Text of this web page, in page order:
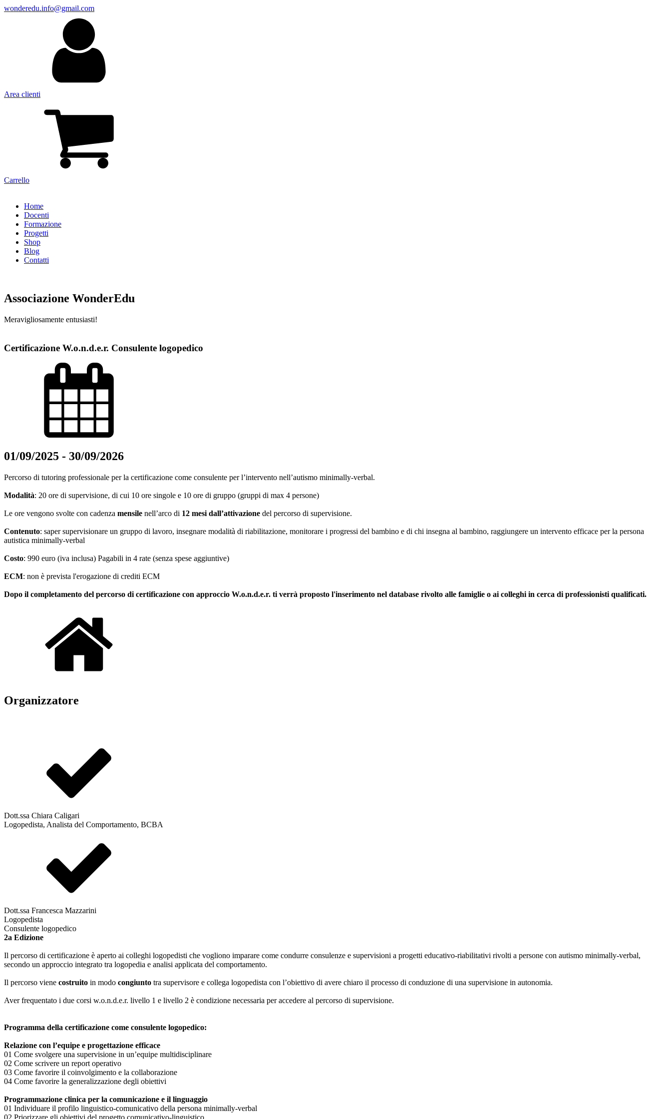
wonderedu.info@gmail.com
Area clienti
Carrello
Home
Docenti
Formazione
Progetti
Shop
Blog
Contatti
Associazione WonderEdu
Meravigliosamente entusiasti!
Certificazione W.o.n.d.e.r. Consulente logopedico
01/09/2025 - 30/09/2026
Percorso di tutoring professionale per la certificazione come consulente per l’intervento nell’autismo minimally-verbal.
Modalità: 20 ore di supervisione, di cui 10 ore singole e 10 ore di gruppo (gruppi di max 4 persone)
Le ore vengono svolte con cadenza mensile nell’arco di 12 mesi dall’attivazione del percorso di supervisione.
Contenuto: saper supervisionare un gruppo di lavoro, insegnare modalità di riabilitazione, monitorare i progressi del bambino e di chi insegna al bambino, raggiungere un intervento efficace per la persona
autistica minimally-verbal
Costo: 990 euro (iva inclusa) Pagabili in 4 rate (senza spese aggiuntive)
ECM: non è prevista l'erogazione di crediti ECM
Dopo il completamento del percorso di certificazione con approccio W.o.n.d.e.r. ti verrà proposto l'inserimento nel database rivolto alle famiglie o ai colleghi in cerca di professionisti qualificati.
Organizzatore
Dott.ssa Chiara Caligari
Logopedista, Analista del Comportamento, BCBA
Dott.ssa Francesca Mazzarini
Logopedista
Consulente logopedico
2a Edizione
Il percorso di certificazione è aperto ai colleghi logopedisti che vogliono imparare come condurre consulenze e supervisioni a progetti educativo-riabilitativi rivolti a persone con autismo minimally-verbal,
secondo un approccio integrato tra logopedia e analisi applicata del comportamento.
Il percorso viene costruito in modo congiunto tra supervisore e collega logopedista con l’obiettivo di avere chiaro il processo di conduzione di una supervisione in autonomia.
Aver frequentato i due corsi w.o.n.d.e.r. livello 1 e livello 2 è condizione necessaria per accedere al percorso di supervisione.
Programma della certificazione come consulente logopedico:
Relazione con l’equipe e progettazione efficace
01 Come svolgere una supervisione in un’equipe multidisciplinare
02 Come scrivere un report operativo
03 Come favorire il coinvolgimento e la collaborazione
04 Come favorire la generalizzazione degli obiettivi
Programmazione clinica per la comunicazione e il linguaggio
01 Individuare il profilo linguistico-comunicativo della persona minimally-verbal
02 Priorizzare gli obiettivi del progetto comunicativo-linguistico